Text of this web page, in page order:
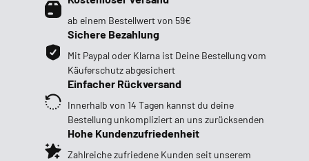
ab einem Bestellwert von 59€
Sichere Bezahlung
Mit Paypal oder Klarna ist Deine Bestellung vom
Käuferschutz abgesichert
Einfacher Rückversand
Innerhalb von 14 Tagen kannst du deine
Bestellung unkompliziert an uns zurücksenden
Hohe Kundenzufriedenheit
Zahlreiche zufriedene Kunden seit unserem